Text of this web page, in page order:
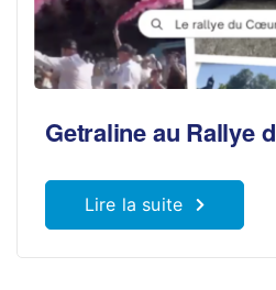
Getraline au Rallye
Lire la suite